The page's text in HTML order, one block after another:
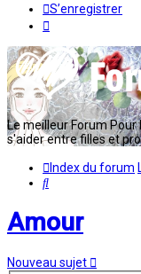
S’enregistrer
Le meilleur Forum Pour
s'aider entre filles et
Index du forum
Rechercher
Amour
Nouveau sujet